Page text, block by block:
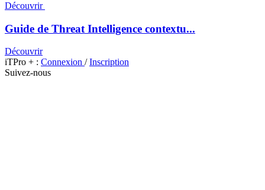
Découvrir
Guide de Threat Intelligence contextu...
Découvrir
iTPro + : Connexion /Inscription
Suivez-nous